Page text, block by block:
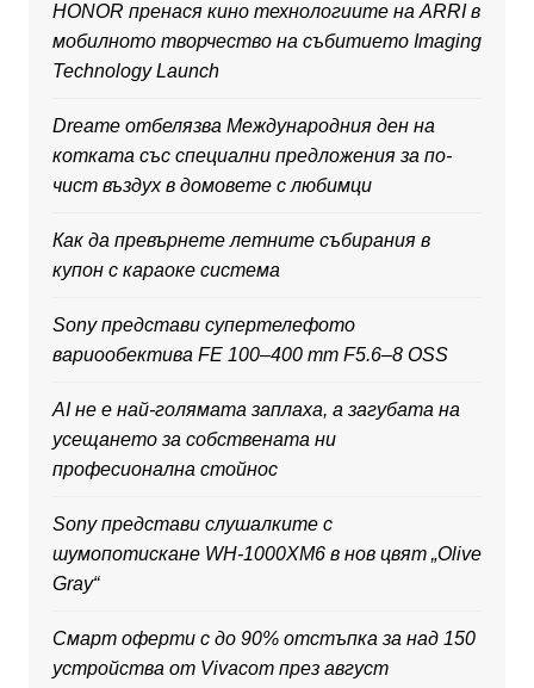
HONOR пренася кино технологиите на ARRI в
мобилното творчество на събитието Imaging
Technology Launch
Dreame отбелязва Международния ден на
котката със специални предложения за по-
чист въздух в домовете с любимци
Как да превърнете летните събирания в
купон с караоке система
Sony представи супертелефото
вариообектива FE 100–400 mm F5.6–8 OSS
AI не е най-голямата заплаха, а загубата на
усещането за собствената ни
професионална стойнос
Sony представи слушалките с
шумопотискане WH-1000XM6 в нов цвят „Olive
Gray“
Смарт оферти с до 90% отстъпка за над 150
устройства от Vivacom през август